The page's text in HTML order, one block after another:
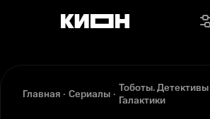
Главная Сериалы Тоботы. Детективы
Галактики